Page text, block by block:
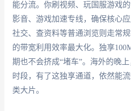
能分流。你刷视频、玩国服游戏
影音、游戏加速专线，确保核心应
社交、查资料等普通浏览则走常
的带宽利用效率最大化。独享
期也不会挤成“堵车”。海外的晚
时段，有了这独享通道，依然能
类大片。